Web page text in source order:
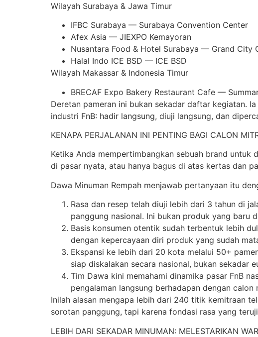
Wilayah Surabaya & Jawa Timur
IFBC Surabaya — Surabaya Convention Center
Afex Asia — JIEXPO Kemayoran
Nusantara Food & Hotel Surabaya — Grand City
Halal Indo ICE BSD — ICE BSD
Wilayah Makassar & Indonesia Timur
BRECAF Expo Bakery Restaurant Cafe —
Deretan pameran ini bukan sekadar daftar kegiatan.
industri FnB: hadir langsung, diuji langsung, dan
KENAPA PERJALANAN INI PENTING BAGI CALON
Ketika Anda mempertimbangkan sebuah brand
di pasar nyata, atau hanya bagus di atas kertas dan
Dawa Minuman Rempah menjawab pertanyaan itu
Rasa dan resep telah diuji lebih dari 3 tahun di
panggung nasional. Ini bukan produk yang baru
Basis konsumen otentik sudah terbentuk lebih
dengan kepercayaan diri produk yang sudah
Ekspansi ke lebih dari 20 kota melalui 50+
siap diskalakan secara nasional, bukan sekadar
Tim Dawa kini memahami dinamika pasar FnB
pengalaman langsung berhadapan dengan
Inilah alasan mengapa lebih dari 240 titik kemitraan
sorotan panggung, tapi karena fondasi rasa yang
LEBIH DARI SEKADAR MINUMAN: MELESTARIKAN